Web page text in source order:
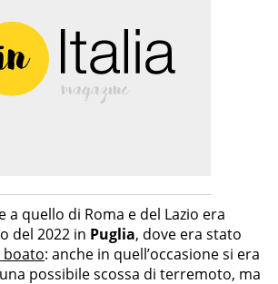
a quello di Roma e del Lazio era
del 2022 in Puglia, dove era stato
: anche in quell’occasione si era
possibile scossa di terremoto, ma